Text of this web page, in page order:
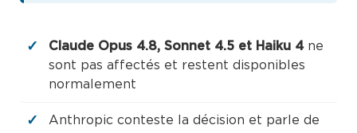
Claude Opus 4.8, Sonnet 4.5 et Haiku 4ne
sont pas affectés et restent disponibles
normalement
Anthropic conteste la décision et parle de